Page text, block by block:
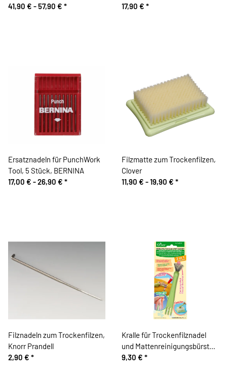
41,90 € -57,90 € *
17,90 € *
Ersatznadeln für PunchWork
Tool, 5 Stück, BERNINA
17,00 € -26,90 € *
Filzmatte zum Trockenfilzen,
Clover
11,90 € -19,90 € *
Filznadeln zum Trockenfilzen,
Knorr Prandell
2,90 € *
Kralle für Trockenfilznadel
und Mattenreinigungsbürste,
Clover
9,30 € *